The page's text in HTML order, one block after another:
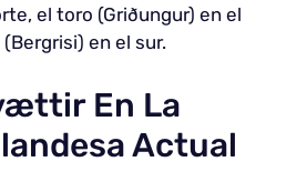
el toro (Griðungur) en el
en el sur.
En La
Actual